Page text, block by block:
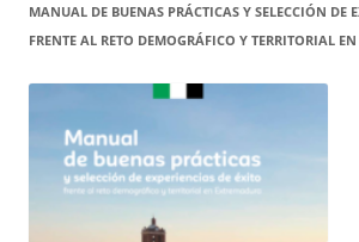
MANUAL DE BUENAS PRÁCTICAS Y SELECCIÓN DE
FRENTE AL RETO DEMOGRÁFICO Y TERRITORIAL